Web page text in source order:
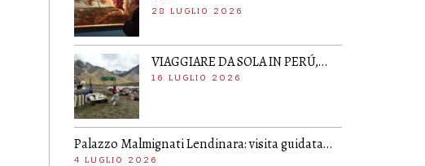
28 LUGLIO 2026
VIAGGIARE DA SOLA IN PERÚ,…
16 LUGLIO 2026
Palazzo Malmignati Lendinara: visita guidata…
4 LUGLIO 2026